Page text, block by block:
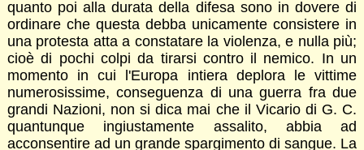
quanto poi alla durata della difesa sono in dovere di
ordinare che questa debba unicamente consistere in
una protesta atta a constatare la violenza, e nulla più;
cioè di pochi colpi da tirarsi contro il nemico. In un
momento in cui l'Europa intiera deplora le vittime
numerosissime, conseguenza di una guerra fra due
grandi Nazioni, non si dica mai che il Vicario di G. C.
quantunque ingiustamente assalito, abbia ad
acconsentire ad un grande spargimento di sangue. La